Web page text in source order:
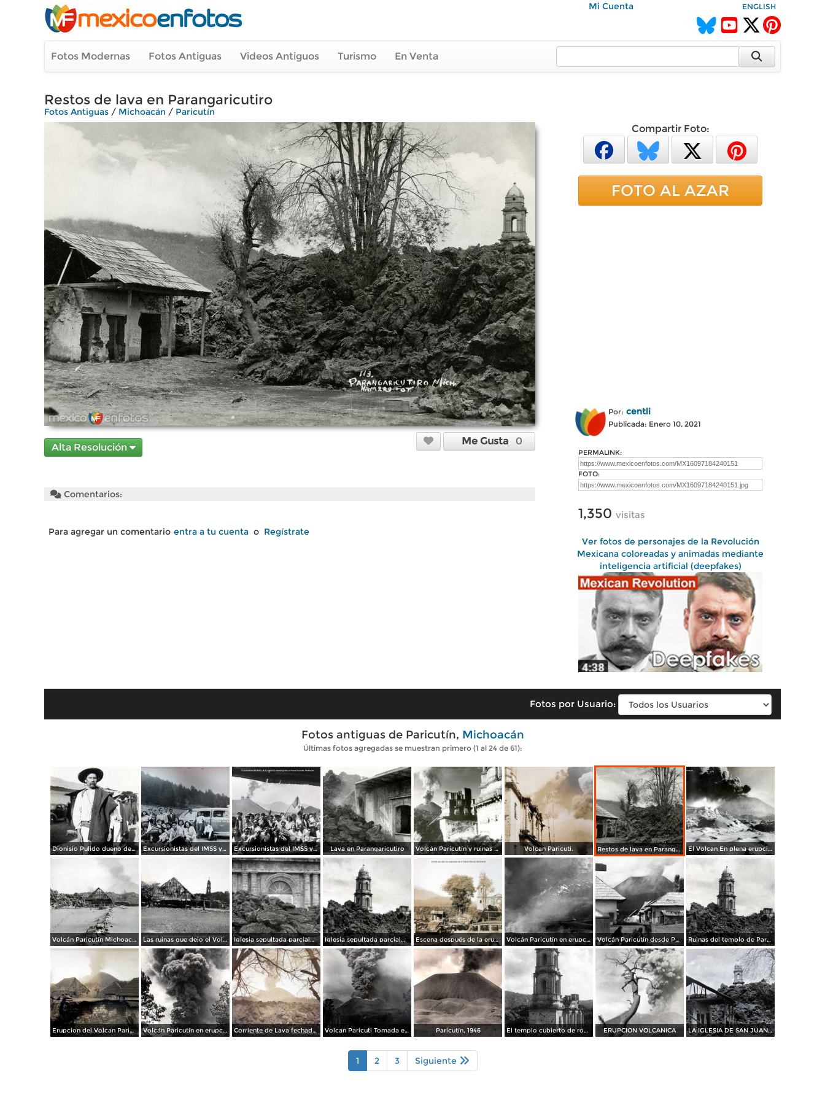
Mi Cuenta ENGLISH
Fotos Modernas Fotos Antiguas Videos Antiguos Turismo En Venta
Restos de lava en Parangaricutiro
Fotos Antiguas / Michoacán / Paricutín
Alta Resolución
Me Gusta 0
Comentarios:
Para agregar un comentario entra a tu cuenta o Regístrate
Compartir Foto:
FOTO AL AZAR
Por: centli
Publicada: Enero 10, 2021
PERMALINK:
FOTO:
1,350 visitas
Ver fotos de personajes de la Revolución
Mexicana coloreadas y animadas mediante
inteligencia artificial (deepfakes)
Fotos por Usuario:
Fotos antiguas de Paricutín, Michoacán
Últimas fotos agregadas se muestran primero (1 al 24 de 61):
Dionisio Pulido dueno del terreno llamado Cuyutziro donde nacio el Volcan ( El 18 deAbril de 1943 ). Excursionistas del IMSS y de La industria cinematografica al Volcan Paricutín, Michoacán Excursionistas del IMSS y de La industria cinematografica al Volcan Paricutín, Michoacán Lava en Parangaricutiro Volcán Paricutín y ruinas del templo Volcan Paricuti. Restos de lava en Parangaricutiro El Volcan En plena erupcion.
Volcán Paricutín Michoacán. Las ruinas que dejo el Volcan Paricuti. Iglesia sepultada parcialmente por el Volcan. Iglesia sepultada parcialmente por el Volcan. Escena después de la erupción del volcán Paricutín, en Michoacán (circa 1945) Volcán Paricutín en erupción Volcán Paricutín desde Parangaricutiro Ruinas del templo de Parangaricutiro despúes de la erupción del volcán Paricutín
Erupcion del Volcan Paricuti el dia 21 de Junio de 1943 Volcán Paricutín en erupción (1943) Corriente de Lava fechada el dia 21 de Junio de 1943 Volcan Paricuti Tomada el dia 16 de Julio de 1943 Paricutín, 1946 El templo cubierto de roca volcánica ERUPCION VOLCANICA LA IGLESIA DE SAN JUAN Y LA LAVA SOLIDIFICADA
1 2 3 Siguiente